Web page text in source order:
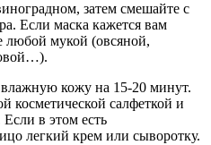
затем смешайте с
Если маска кажется вам
любой мукой (овсяной,
кожу на 15-20 минут.
косметической салфеткой и
в этом есть
легкий крем или сыворотку.